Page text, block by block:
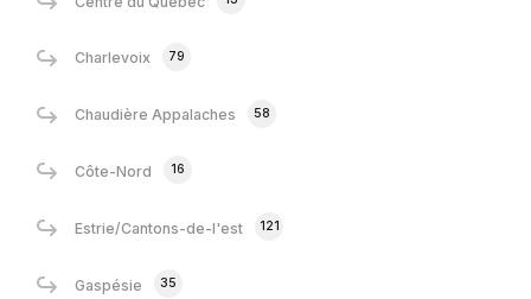
Charlevoix 79
Chaudière Appalaches 58
Côte-Nord 16
Estrie/Cantons-de-l'est 121
Gaspésie 35